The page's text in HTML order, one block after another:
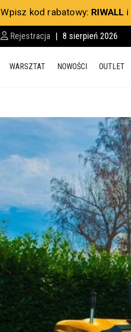
Wpisz kod rabatowy: RIWALL i
Rejestracja | 8 sierpień 2026
WARSZTAT NOWOŚCI OUTLET